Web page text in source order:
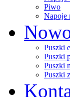
Piwo
Napoje
Puszki
Puszki
Puszki
Puszki